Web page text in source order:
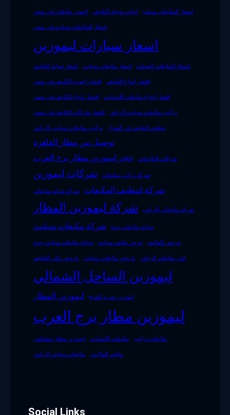
احسن مكيفات في مصر ادوات صيانة التكييف اسعار المكيفات سبلت
اسعار المكيفات سبليت في مصر
اسعار سيارات ليموزين
اسعار صيانة التكييف اسعار مكيفات سبليت اسماء المكيفات السبلت
افضل اجهزة التكييف فى مصر افضل انواع التكييف
افضل انواع التكييف فى مصر افضل انواع مكيفات الاسبليت
افضل شركات التكييف في مصر تركيب مكيفات سبليت الرياض
تركيب مكيفات سبليت بالرياض تنظيف التكييف في المنزل
توصيل من مطار القاهرة
حجز ليموزين مطار برج العرب
شركات التكييفات
شركات ليموزين شركة تركيب مكيفات
شركة صيانة مكيفات شركة لتنظيف المكيفات
شركة ليموزين المطار شركة مكيفات بالرياض
شركة مكيفات سبليت صيانة مكيفات جدة
صيانة مكيفات سبليت جدة عرض مكيف سبليت عروض المكيف
عروض على التكييف عروض مكيفات سبليت فني مكيفات الرياض
ليموزين الساحل الشمالي
ليموزين المطار ليموزين شرم الشيخ
ليموزين مطار برج العرب
ليموزين مطار سفنكس مكيفات الاسبليت مكيفات تركيب
مكيفات سبليت الرياض مكيف الملابس
Social Links